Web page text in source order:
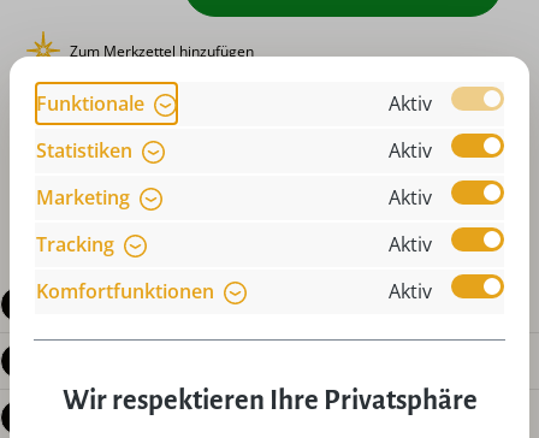
Zum Merkzettel hinzufügen
oder sofort bestellen mit
Beschreibung
Bewertungen
Funktionale
Aktiv
Statistiken
Aktiv
Marketing
Aktiv
Tracking
Aktiv
Komfortfunktionen
Aktiv
Wir respektieren Ihre Privatsphäre